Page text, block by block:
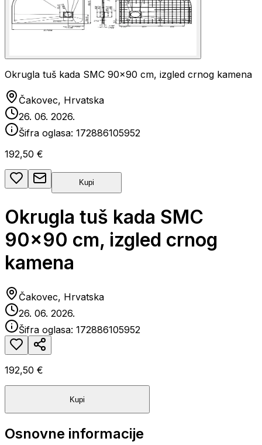
Okrugla tuš kada SMC 90x90 cm, izgled crnog kamena
Čakovec, Hrvatska
26. 06. 2026.
Šifra oglasa: 172886105952
192,50 €
Kupi
Okrugla tuš kada SMC
90x90 cm, izgled crnog
kamena
Čakovec, Hrvatska
26. 06. 2026.
Šifra oglasa: 172886105952
192,50 €
Kupi
Osnovne informacije